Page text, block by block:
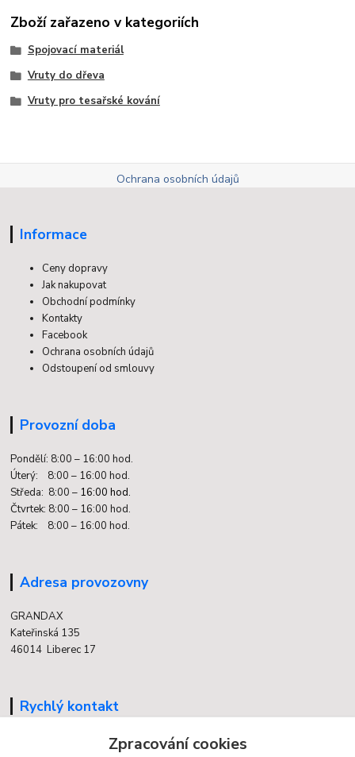
Zboží zařazeno v kategoriích
Spojovací materiál
Vruty do dřeva
Vruty pro tesařské kování
Ochrana osobních údajů
Informace
Ceny dopravy
Jak nakupovat
Obchodní podmínky
Kontakty
Facebook
Ochrana osobních údajů
Odstoupení od smlouvy
Provozní doba
Pondělí: 8:00 – 16:00 hod.
Úterý: 8:00 – 16:00 hod.
Středa: 8:00 – 16:00 hod.
Čtvrtek: 8:00 – 16:00 hod.
Pátek: 8:00 – 16:00 hod.
Adresa provozovny
GRANDAX
Kateřinská 135
46014 Liberec 17
Rychlý kontakt
Zpracování cookies